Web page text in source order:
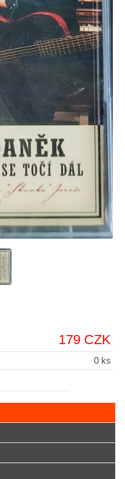
179 CZK
0 ks